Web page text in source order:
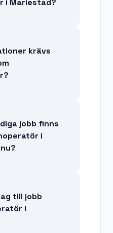
i Mariestad?
krävs
jobb finns
i
till jobb
i